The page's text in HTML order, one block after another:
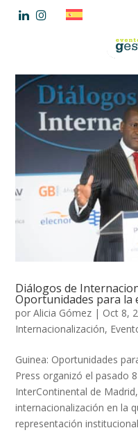
Diálogos de
Oportunidades para la
porAlicia Gómez | Oct 8,
Internacionalización,
Guinea: Oportunidades
Press organizó el pasado
InterContinental de
internacionalización en la
representación